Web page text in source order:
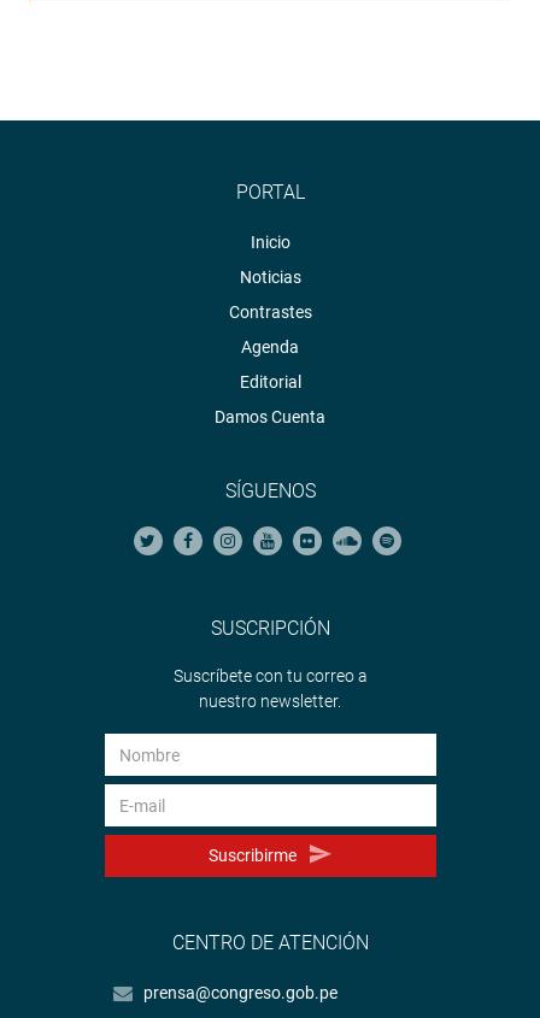
PORTAL
Inicio
Noticias
Contrastes
Agenda
Editorial
Damos Cuenta
SÍGUENOS
SUSCRIPCIÓN
Suscríbete con tu correo a
nuestro newsletter.
Suscribirme
CENTRO DE ATENCIÓN
prensa@congreso.gob.pe